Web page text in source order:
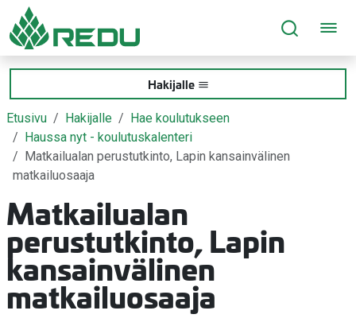
Siirry sivusisältöön
Hakijalle
Etusivu Hakijalle
Hae koulutukseen
Haussa nyt - koulutuskalenteri
Matkailualan perustutkinto, Lapin kansainvälinen
matkailuosaaja
Matkailualan
perustutkinto, Lapin
kansainvälinen
matkailuosaaja